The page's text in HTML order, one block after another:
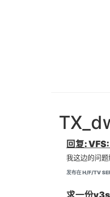
回复:
我这边的问
发布在 H/F/TV
求一份